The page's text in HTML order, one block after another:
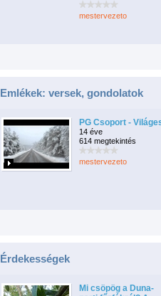
mestervezeto
Emlékek: versek, gondolatok
PG Csoport -
14 éve
614 megtekintés
mestervezeto
Érdekességek
Mi csöpög a Duna-